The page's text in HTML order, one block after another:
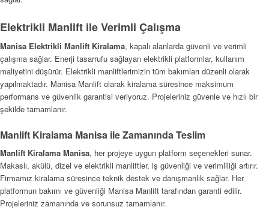
Elektrikli Manlift ile Verimli Çalışma
Manisa Elektrikli Manlift Kiralama, kapalı alanlarda güvenli ve verimli
çalışma sağlar. Enerji tasarrufu sağlayan elektrikli platformlar, kullanım
maliyetini düşürür. Elektrikli manliftlerimizin tüm bakımları düzenli olarak
yapılmaktadır. Manisa Manlift olarak kiralama süresince maksimum
performans ve güvenlik garantisi veriyoruz. Projeleriniz güvenle ve hızlı bir
şekilde tamamlanır.
Manlift Kiralama Manisa ile Zamanında Teslim
Manlift Kiralama Manisa, her projeye uygun platform seçenekleri sunar.
Makaslı, akülü, dizel ve elektrikli manliftler, iş güvenliği ve verimliliği artırır.
Firmamız kiralama süresince teknik destek ve danışmanlık sağlar. Her
platformun bakımı ve güvenliği Manisa Manlift tarafından garanti edilir.
Projeleriniz zamanında ve sorunsuz tamamlanır.